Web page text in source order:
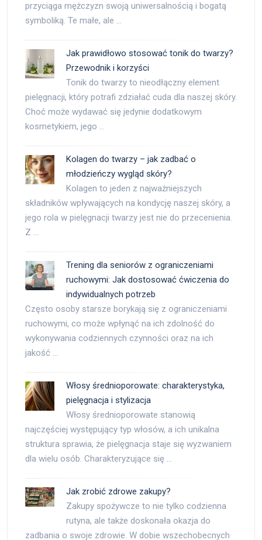
przyciąga mężczyzn swoją uniwersalnością i bogatą
symboliką. Te małe, ale …
Jak prawidłowo stosować tonik do twarzy?
Przewodnik i korzyści
Tonik do twarzy to nieodłączny element
pielęgnacji, który potrafi zdziałać cuda dla naszej skóry.
Choć może wydawać się jedynie dodatkowym
kosmetykiem, jego …
Kolagen do twarzy – jak zadbać o
młodzieńczy wygląd skóry?
Kolagen to jeden z najważniejszych
składników wpływających na kondycję naszej skóry, a
jego rola w pielęgnacji twarzy jest nie do przecenienia.
Z …
Trening dla seniorów z ograniczeniami
ruchowymi: Jak dostosować ćwiczenia do
indywidualnych potrzeb
Często osoby starsze borykają się z ograniczeniami
ruchowymi, co może wpłynąć na ich zdolność do
wykonywania codziennych czynności oraz na ich
jakość …
Włosy średnioporowate: charakterystyka,
pielęgnacja i stylizacja
Włosy średnioporowate stanowią
najczęściej występujący typ włosów, a ich unikalna
struktura sprawia, że pielęgnacja staje się wyzwaniem
dla wielu osób. Charakteryzujące się …
Jak zrobić zdrowe zakupy?
Zakupy spożywcze to nie tylko codzienna
rutyna, ale także doskonała okazja do
zadbania o swoje zdrowie. W dobie wszechobecnych